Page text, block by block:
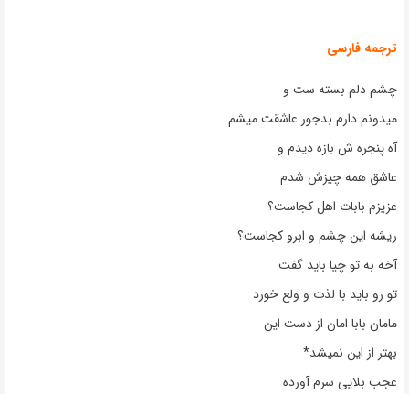
ترجمه فارسی
چشم دلم بسته ست و
میدونم دارم بدجور عاشقت میشم
آه پنجره ش بازه دیدم و
عاشق همه چیزش شدم
عزیزم بابات اهل کجاست؟
ریشه این چشم و ابرو کجاست؟
آخه به تو چیا باید گفت
تو رو باید با لذت و ولع خورد
مامان بابا امان از دست این
بهتر از این نمیشد*
عجب بلایی سرم آورده